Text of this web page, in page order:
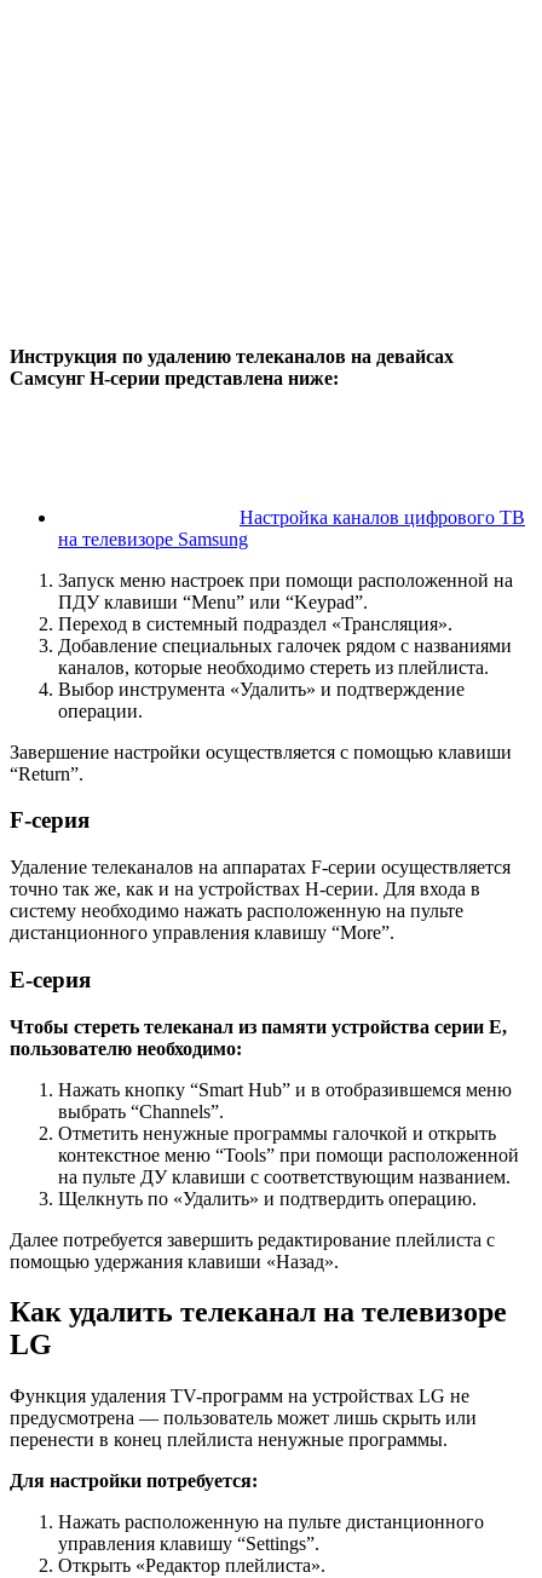
Инструкция по удалению телеканалов на девайсах
Самсунг Н-серии представлена ниже:
Настройка каналов цифрового ТВ
на телевизоре Samsung
Запуск меню настроек при помощи расположенной на
ПДУ клавиши “Menu” или “Keypad”.
Переход в системный подраздел «Трансляция».
Добавление специальных галочек рядом с названиями
каналов, которые необходимо стереть из плейлиста.
Выбор инструмента «Удалить» и подтверждение
операции.
Завершение настройки осуществляется с помощью клавиши
“Return”.
F-серия
Удаление телеканалов на аппаратах F-серии осуществляется
точно так же, как и на устройствах Н-серии. Для входа в
систему необходимо нажать расположенную на пульте
дистанционного управления клавишу “More”.
Е-серия
Чтобы стереть телеканал из памяти устройства серии Е,
пользователю необходимо:
Нажать кнопку “Smart Hub” и в отобразившемся меню
выбрать “Channels”.
Отметить ненужные программы галочкой и открыть
контекстное меню “Tools” при помощи расположенной
на пульте ДУ клавиши с соответствующим названием.
Щелкнуть по «Удалить» и подтвердить операцию.
Далее потребуется завершить редактирование плейлиста с
помощью удержания клавиши «Назад».
Как удалить телеканал на телевизоре
LG
Функция удаления TV-программ на устройствах LG не
предусмотрена — пользователь может лишь скрыть или
перенести в конец плейлиста ненужные программы.
Для настройки потребуется:
Нажать расположенную на пульте дистанционного
управления клавишу “Settings”.
Открыть «Редактор плейлиста».